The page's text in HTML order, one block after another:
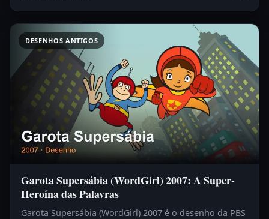
DESENHOS ANTIGOS
Garota Supersábia (WordGirl) 2007: A Super-
Heroína das Palavras
Garota Supersábia (WordGirl) 2007 é o desenho da PBS